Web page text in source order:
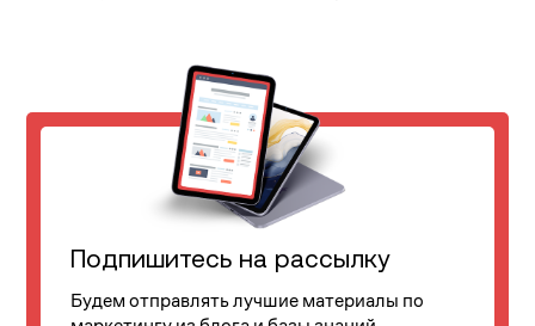
Подпишитесь на рассылку
Будем отправлять лучшие материалы по